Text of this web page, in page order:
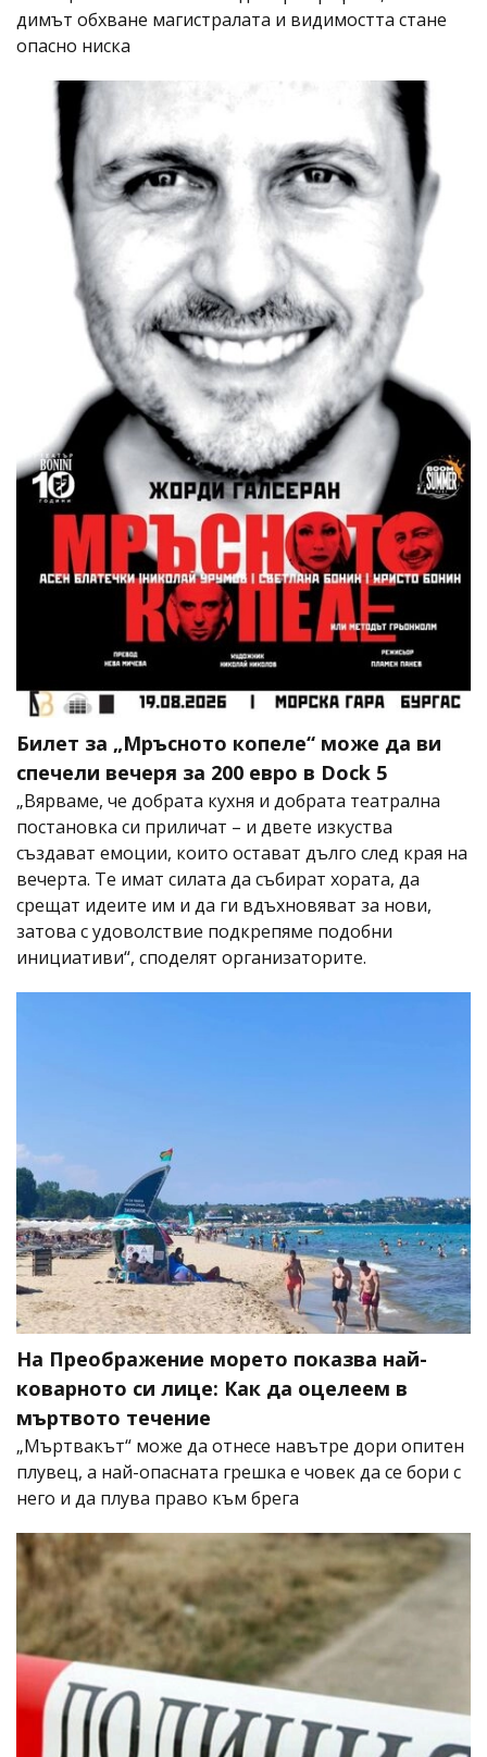
димът обхване магистралата и видимостта стане
опасно ниска
Билет за „Мръсното копеле“ може да ви
спечели вечеря за 200 евро в Dock 5
„Вярваме, че добрата кухня и добрата театрална
постановка си приличат – и двете изкуства
създават емоции, които остават дълго след края на
вечерта. Те имат силата да събират хората, да
срещат идеите им и да ги вдъхновяват за нови,
затова с удоволствие подкрепяме подобни
инициативи“, споделят организаторите.
На Преображение морето показва най-
коварното си лице: Как да оцелеем в
мъртвото течение
„Мъртвакът“ може да отнесе навътре дори опитен
плувец, а най-опасната грешка е човек да се бори с
него и да плува право към брега